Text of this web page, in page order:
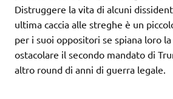
Distruggere la vita di alcuni
ultima caccia alle streghe è un
per i suoi oppositori se spiana loro
ostacolare il secondo mandato di
altro round di anni di guerra legale.